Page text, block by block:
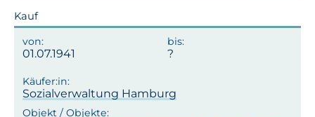
Kauf
01.07.1941
Sozialverwaltung Hamburg